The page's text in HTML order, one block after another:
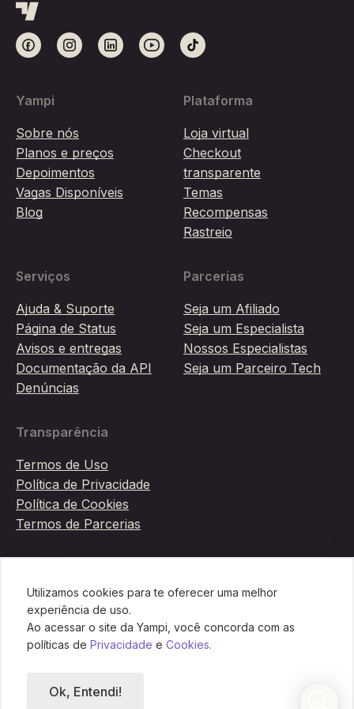
Utilizamos cookies para te oferecer uma melhor
experiência de uso.
Ao acessar o site da Yampi, você concorda com as
políticas de Privacidade e Cookies.
Ok, Entendi!
Yampi
Sobre nós
Planos e preços
Depoimentos
Vagas Disponíveis
Blog
Plataforma
Loja virtual
Checkout
transparente
Temas
Recompensas
Rastreio
Serviços
Ajuda & Suporte
Página de Status
Avisos e entregas
Documentação da API
Denúncias
Parcerias
Seja um Afiliado
Seja um Especialista
Nossos Especialistas
Seja um Parceiro Tech
Transparência
Termos de Uso
Política de Privacidade
Política de Cookies
Termos de Parcerias
© 2026 Yampi Desenvolvimento de Softwares LTDA
15.699.640/0001-09
Feito por brasileiros para empreendedores brasileiros.
Mapa do site